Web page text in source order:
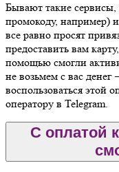
Бывают такие сервисы,
промокоду, например)
все равно просят
предоставить вам
помощью смогли
не возьмем с вас
воспользоваться этой
оператору в Telegram.
С оплатой